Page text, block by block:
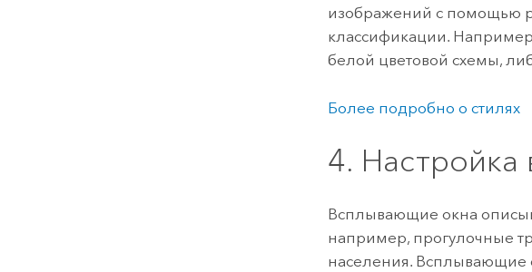
изображений с помощью
классификации.
белой цветовой схемы,
Более подробно о стилях
4.
Всплывающие окна
например, прогулочные
населения. Всплывающие